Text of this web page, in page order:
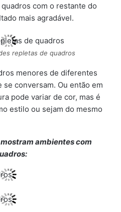
com o restante do
mais agradável.
repletas de quadros
menores de diferentes
conversam. Ou então em
pode variar de cor, mas é
estilo ou sejam do mesmo
ambientes com